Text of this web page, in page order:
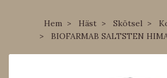
Hem Häst Skötsel
BIOFARMAB SALTSTEN